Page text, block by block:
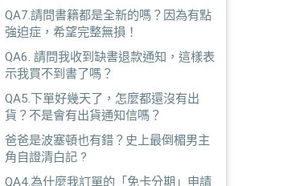
QA7.請問書籍都是全新的嗎？因為有點
強迫症，希望完整無損！
QA6. 請問我收到缺書退款通知，這樣表
示我買不到書了嗎？
QA5.下單好幾天了，怎麼都還沒有出
貨？不是會有出貨通知信嗎？
爸爸是波塞頓也有錯？史上最倒楣男主
角自證清白記 ?
QA4.為什麼我訂單的「免卡分期」申請